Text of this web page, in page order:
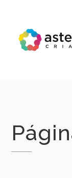
content